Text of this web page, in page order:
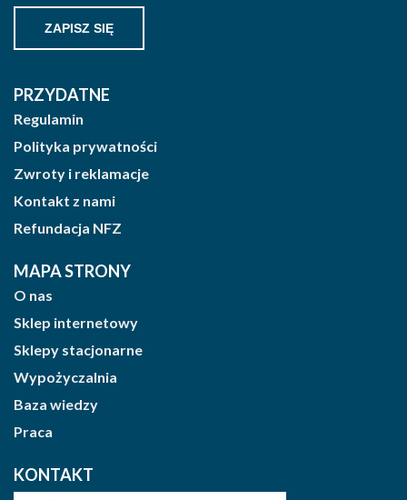
PRZYDATNE
Regulamin
Polityka prywatności
Zwroty i reklamacje
Kontakt z nami
Refundacja NFZ
MAPA STRONY
O nas
Sklep internetowy
Sklepy stacjonarne
Wypożyczalnia
Baza wiedzy
Praca
KONTAKT